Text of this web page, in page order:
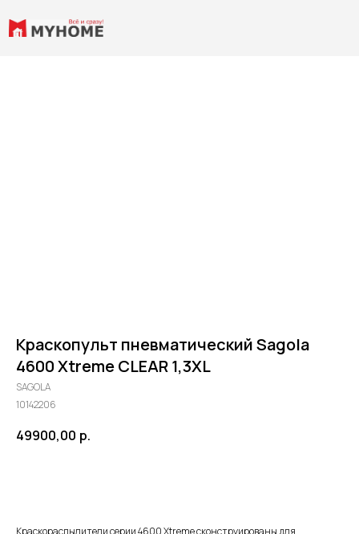
Краскопульт пневматический Sagola
4600 Xtreme CLEAR 1,3XL
SAGOLA
10142206
49900,00 р.